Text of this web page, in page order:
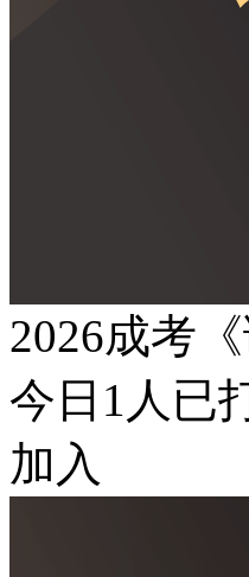
2026成考
今日 1 人已
加入